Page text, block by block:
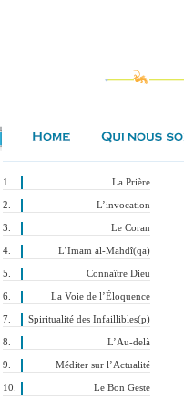
La Prière
L’invocation
Le Coran
L’Imam al-Mahdî(qa)
Connaître Dieu
La Voie de l’Éloquence
Spiritualité des Infaillibles(p)
L’Au-delà
Méditer sur l’Actualité
Le Bon Geste